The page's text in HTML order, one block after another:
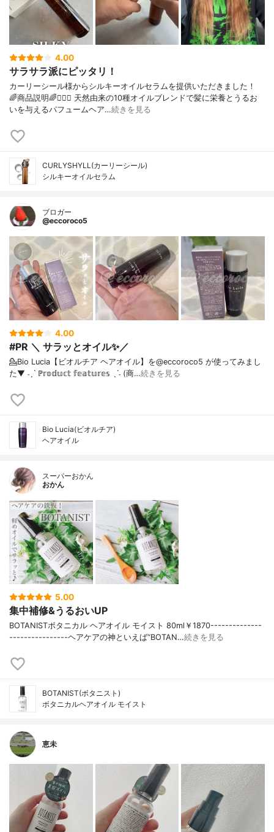
4.00
サラサラ派にピッタリ！
カーリーシール様からシルキーオイルセラムを提供いただきました！
🌈商品説明🌈💇🏻‍♀️ 天然由来の10種オイルブレンドで髪に栄養とうるお
いを与えるパフュームヘア…続きを見る
CURLYSHYLL(カーリーシール)
シルキーオイルセラム
ブロガー
@eccoroco5
4.00
#PR ＼ サラッとオイル✨／
💁Bio Lucia【ビオルチア ヘアオイル】を@eccoroco5 が使ってみまし
た⁡⁡⁡⁡▼⁡⁡ ˗ˏˋ ℙ𝕣𝕠𝕕𝕦𝕔𝕥 𝕗𝕖𝕒𝕥𝕦𝕣𝕖𝕤 ˎˊ˗ (商…続きを見る
Bio Lucia(ビオルチア)
ヘアオイル
スーパーおかん
おかん
5.00
集中補修&うるおいUP
BOTANISTボタニカル ヘアオイル モイスト 80ml￥1870--------------
----------------ヘアケアの神といえば“BOTAN…続きを見る
BOTANIST(ボタニスト)
ボタニカルヘアオイル モイスト
恵未